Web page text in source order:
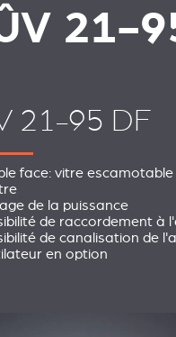
21-
21-95 DF
face: vitre
de la puissance
de raccordement à
de canalisation de
en option